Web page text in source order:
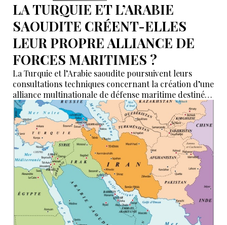
LA TURQUIE ET L’ARABIE
SAOUDITE CRÉENT-ELLES
LEUR PROPRE ALLIANCE DE
FORCES MARITIMES ?
La Turquie et l’Arabie saoudite poursuivent leurs
consultations techniques concernant la création d’une
alliance multinationale de défense maritime destinée
à garantir la sécurité de la navigation en mer Rouge,
dans le détroit de Bab el-Mandeb et dans le golfe
d’Aden.